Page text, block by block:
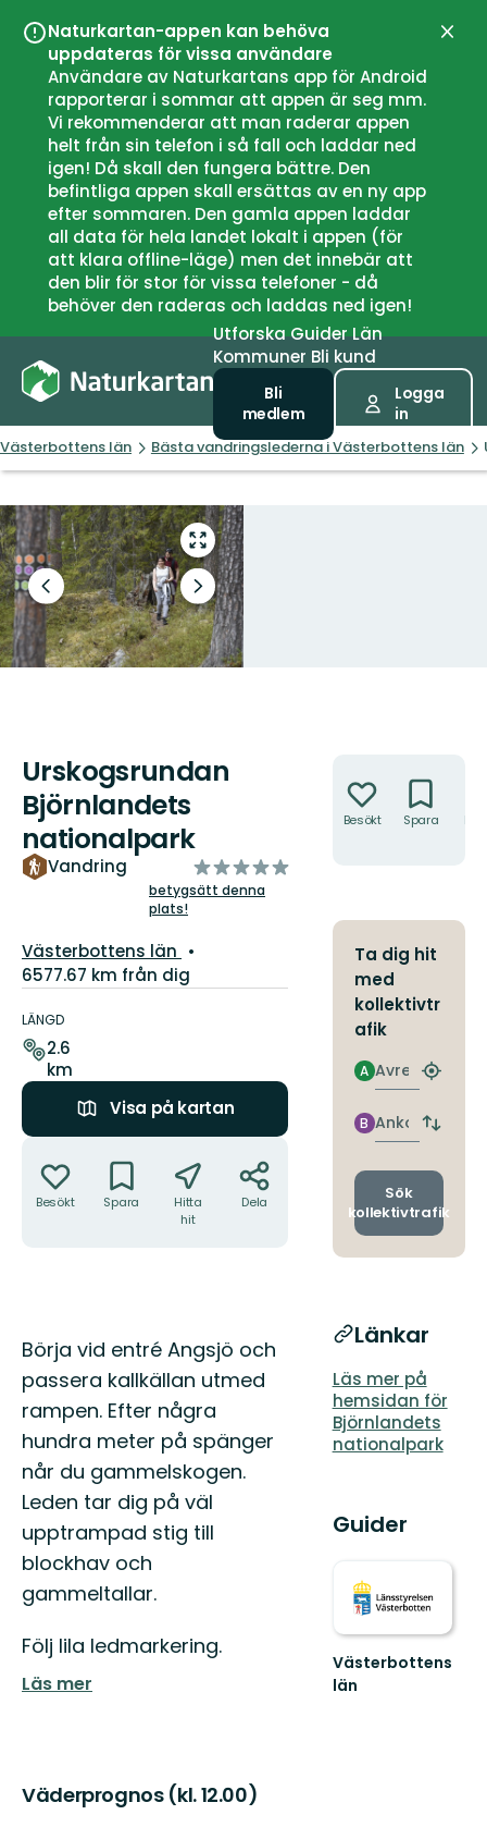
Naturkartan-appen kan behöva
uppdateras för vissa användare
Användare av Naturkartans app för Android
rapporterar i sommar att appen är seg mm.
Vi rekommenderar att man raderar appen
helt från sin telefon i så fall och laddar ned
igen! Då skall den fungera bättre. Den
befintliga appen skall ersättas av en ny app
efter sommaren. Den gamla appen laddar
all data för hela landet lokalt i appen (för
att klara offline-läge) men det innebär att
den blir för stor för vissa telefoner - då
behöver den raderas och laddas ned igen!
UtforskaGuiderLän
Kommuner Bli kund
Bli
medlem
Logga
in
Västerbottens län Bästa vandringslederna i Västerbottens län
Gå
till
helskärmsläge
Föregående
bild
Nästa
bildspel
Urskogsrundan
Björnlandets
nationalpark
Vandring
av
5
betygsätt denna
plats!
Län:
Västerbottens län
6577.67 km från dig
om
leden
LÄNGD
2.6
km
Visa på kartan
Besökt Spara
Hitta
hit
Dela
Beskrivning
Börja vid entré Angsjö och
passera kallkällan utmed
rampen. Efter några
hundra meter på spänger
når du gammelskogen.
Leden tar dig på väl
upptrampad stig till
blockhav och
gammeltallar.
Följ lila ledmarkering.
Läs mer
Väderprognos (kl. 12.00)
Besökt Spara
Ta dig hit
med
kollektivtr
afik
Avresa
A
Hitta
Ankomst
B
Byt
och
Sök
kollektivtrafik
Länkar
Läs mer på
hemsidan för
Björnlandets
nationalpark
Guider
Västerbottens
län